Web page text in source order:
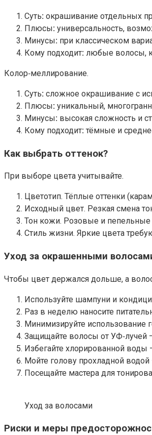
Суть: окрашивание отдельных
Плюсы: универсальность,
Минусы: при классическом
Кому подходит: любые волосы,
Колор‑меллирование.
Суть: сложное окрашивание с
Плюсы: уникальный,
Минусы: высокая сложность и
Кому подходит: тёмные и
Как выбрать оттенок?
При выборе цвета учитывайте.
Цветотип. Тёплые оттенки
Исходный цвет. Резкая смена
Тон кожи. Розовые и пепельные
Стиль жизни. Яркие цвета
Уход за окрашенными
Чтобы цвет держался дольше, а
Используйте шампуни и
Раз в неделю наносите
Минимизируйте использование
Защищайте волосы от УФ‑лучей
Избегайте хлорированной воды
Мойте голову прохладной
Посещайте мастера для
Уход за волосами
Риски и меры